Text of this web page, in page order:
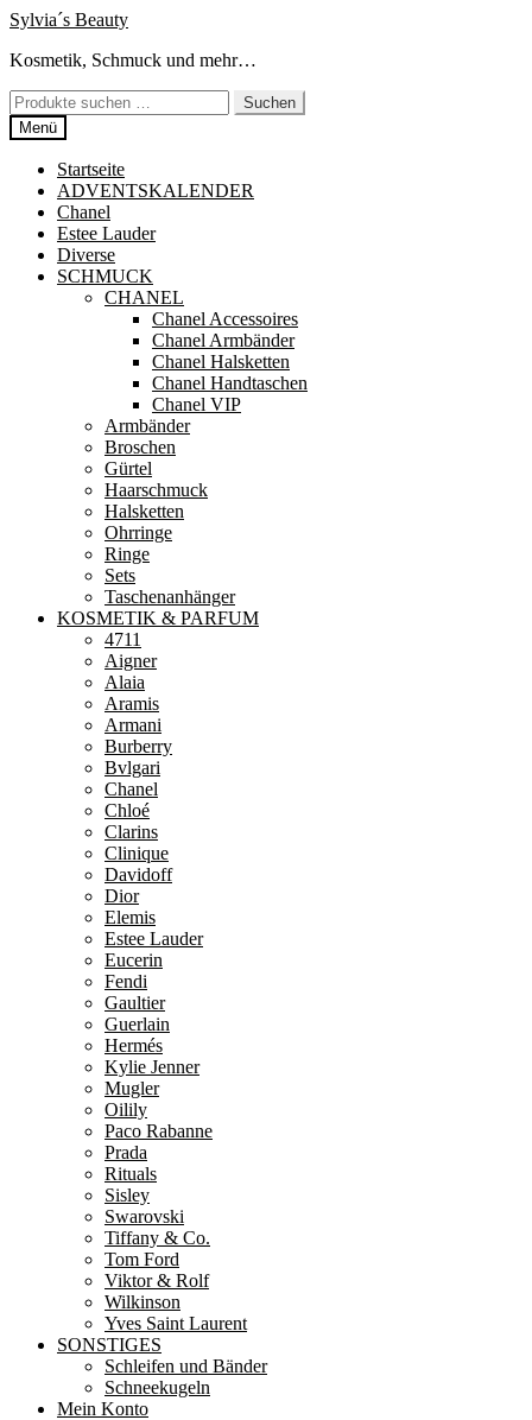
Zur
springen
Zum
springen
Sylvia´s Beauty
Kosmetik, Schmuck und mehr…
Suchen
nach:
Suchen
Menü
Startseite
ADVENTSKALENDER
Chanel
Estee Lauder
Diverse
SCHMUCK
CHANEL
Chanel Accessoires
Chanel Armbänder
Chanel Halsketten
Chanel Handtaschen
Chanel VIP
Armbänder
Broschen
Gürtel
Haarschmuck
Halsketten
Ohrringe
Ringe
Sets
Taschenanhänger
KOSMETIK & PARFUM
4711
Aigner
Alaia
Aramis
Armani
Burberry
Bvlgari
Chanel
Chloé
Clarins
Clinique
Davidoff
Dior
Elemis
Estee Lauder
Eucerin
Fendi
Gaultier
Guerlain
Hermés
Kylie Jenner
Mugler
Oilily
Paco Rabanne
Prada
Rituals
Sisley
Swarovski
Tiffany & Co.
Tom Ford
Viktor & Rolf
Wilkinson
Yves Saint Laurent
SONSTIGES
Schleifen und Bänder
Schneekugeln
Mein Konto